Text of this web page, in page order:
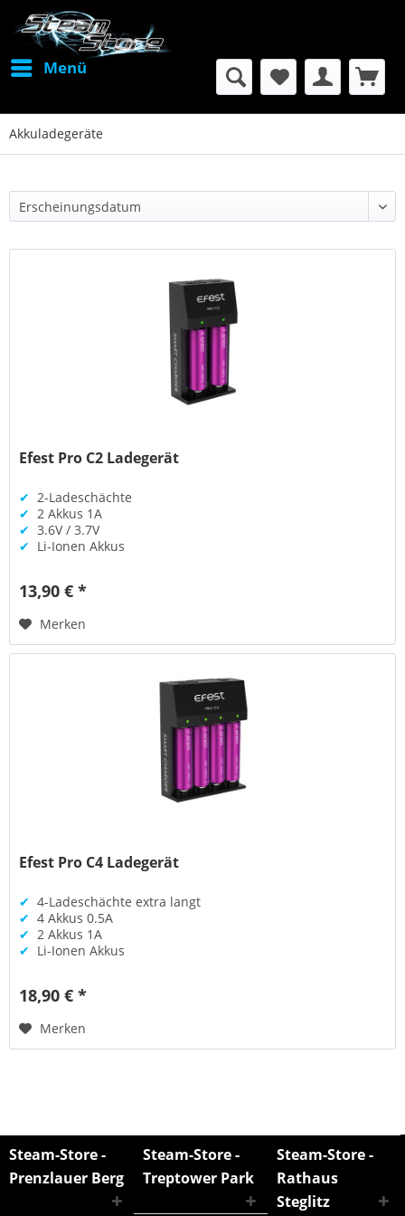
Menü
Akkuladegeräte
Efest Pro C2 Ladegerät
✔ 2-Ladeschächte
✔ 2 Akkus 1A
✔ 3.6V / 3.7V
✔ Li-Ionen Akkus
13,90 € *
Merken
Efest Pro C4 Ladegerät
✔ 4-Ladeschächte extra langt
✔ 4 Akkus 0.5A
✔ 2 Akkus 1A
✔ Li-Ionen Akkus
18,90 € *
Merken
Steam-Store -
Prenzlauer Berg
Steam-Store -
Treptower Park
Steam-Store -
Rathaus
Steglitz